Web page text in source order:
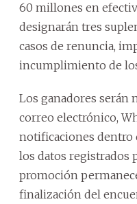
60 millones en
designarán tres
casos de renuncia,
incumplimiento de
Los ganadores serán
correo electrónico,
notificaciones dentro
los datos registrados
promoción
finalización del